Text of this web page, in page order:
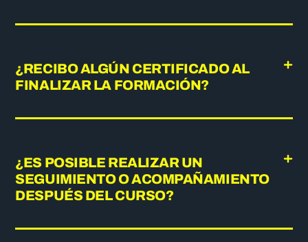
¿RECIBO ALGÚN CERTIFICADO AL
FINALIZAR LA FORMACIÓN?
¿ES POSIBLE REALIZAR UN
SEGUIMIENTO O ACOMPAÑAMIENTO
DESPUÉS DEL CURSO?